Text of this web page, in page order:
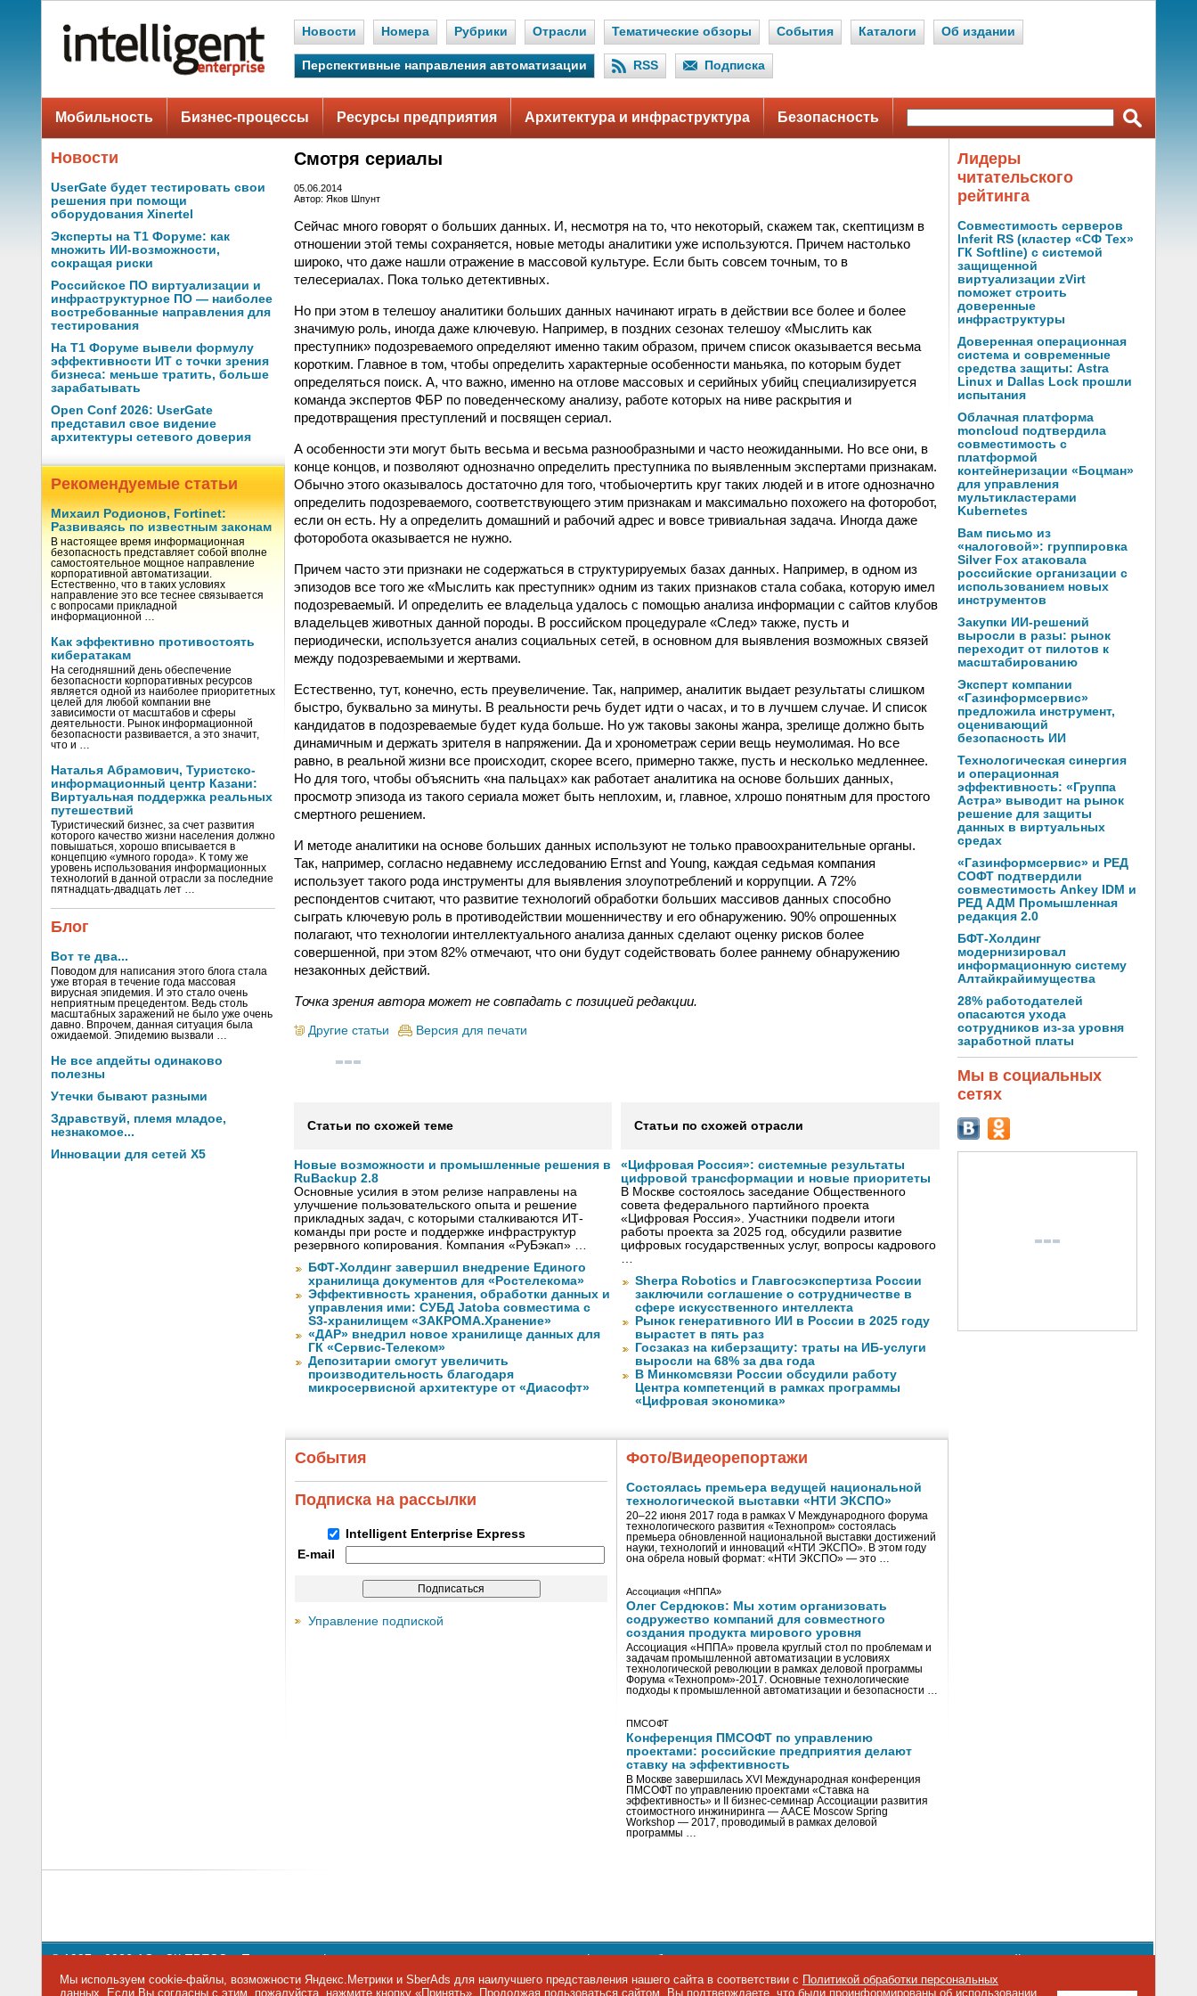
Новости Номера Рубрики Отрасли Тематические обзоры События Каталоги Об издании
Перспективные направления автоматизации RSS Подписка
Мобильность Бизнес-процессы Ресурсы предприятия Архитектура и инфраструктура Безопасность
Новости
UserGate будет тестировать свои
решения при помощи
оборудования Xinertel
Эксперты на Т1 Форуме: как
множить ИИ-возможности,
сокращая риски
Российское ПО виртуализации и
инфраструктурное ПО — наиболее
востребованные направления для
тестирования
На Т1 Форуме вывели формулу
эффективности ИТ с точки зрения
бизнеса: меньше тратить, больше
зарабатывать
Open Conf 2026: UserGate
представил свое видение
архитектуры сетевого доверия
Рекомендуемые статьи
Михаил Родионов, Fortinet:
Развиваясь по известным законам
В настоящее время информационная
безопасность представляет собой вполне
самостоятельное мощное направление
корпоративной автоматизации.
Естественно, что в таких условиях
направление это все теснее связывается
с вопросами прикладной
информационной …
Как эффективно противостоять
кибератакам
На сегодняшний день обеспечение
безопасности корпоративных ресурсов
является одной из наиболее приоритетных
целей для любой компании вне
зависимости от масштабов и сферы
деятельности. Рынок информационной
безопасности развивается, а это значит,
что и …
Наталья Абрамович, Туристско-
информационный центр Казани:
Виртуальная поддержка реальных
путешествий
Туристический бизнес, за счет развития
которого качество жизни населения должно
повышаться, хорошо вписывается в
концепцию «умного города». К тому же
уровень использования информационных
технологий в данной отрасли за последние
пятнадцать-двадцать лет …
Блог
Вот те два...
Поводом для написания этого блога стала
уже вторая в течение года массовая
вирусная эпидемия. И это стало очень
неприятным прецедентом. Ведь столь
масштабных заражений не было уже очень
давно. Впрочем, данная ситуация была
ожидаемой. Эпидемию вызвали …
Не все апдейты одинаково
полезны
Утечки бывают разными
Здравствуй, племя младое,
незнакомое...
Инновации для сетей X5
Смотря сериалы
05.06.2014
Автор: Яков Шпунт
Сейчас много говорят о больших данных. И, несмотря на то, что некоторый, скажем так, скептицизм в
отношении этой темы сохраняется, новые методы аналитики уже используются. Причем настолько
широко, что даже нашли отражение в массовой культуре. Если быть совсем точным, то в
телесериалах. Пока только детективных.
Но при этом в телешоу аналитики больших данных начинают играть в действии все более и более
значимую роль, иногда даже ключевую. Например, в поздних сезонах телешоу «Мыслить как
преступник» подозреваемого определяют именно таким образом, причем список оказывается весьма
коротким. Главное в том, чтобы определить характерные особенности маньяка, по которым будет
определяться поиск. А, что важно, именно на отлове массовых и серийных убийц специализируется
команда экспертов ФБР по поведенческому анализу, работе которых на ниве раскрытия и
предотвращения преступлений и посвящен сериал.
А особенности эти могут быть весьма и весьма разнообразными и часто неожиданными. Но все они, в
конце концов, и позволяют однозначно определить преступника по выявленным экспертами признакам.
Обычно этого оказывалось достаточно для того, чтобыочертить круг таких людей и в итоге однозначно
определить подозреваемого, соответствующего этим признакам и максимально похожего на фоторобот,
если он есть. Ну а определить домашний и рабочий адрес и вовсе тривиальная задача. Иногда даже
фоторобота оказывается не нужно.
Причем часто эти признаки не содержаться в структурируемых базах данных. Например, в одном из
эпизодов все того же «Мыслить как преступник» одним из таких признаков стала собака, которую имел
подозреваемый. И определить ее владельца удалось с помощью анализа информации с сайтов клубов
владельцев животных данной породы. В российском процедурале «След» также, пусть и
периодически, используется анализ социальных сетей, в основном для выявления возможных связей
между подозреваемыми и жертвами.
Естественно, тут, конечно, есть преувеличение. Так, например, аналитик выдает результаты слишком
быстро, буквально за минуты. В реальности речь будет идти о часах, и то в лучшем случае. И список
кандидатов в подозреваемые будет куда больше. Но уж таковы законы жанра, зрелище должно быть
динамичным и держать зрителя в напряжении. Да и хронометраж серии вещь неумолимая. Но все
равно, в реальной жизни все происходит, скорее всего, примерно также, пусть и несколько медленнее.
Но для того, чтобы объяснить «на пальцах» как работает аналитика на основе больших данных,
просмотр эпизода из такого сериала может быть неплохим, и, главное, хлрошо понятным для простого
смертного решением.
И методе аналитики на основе больших данных используют не только правоохранительные органы.
Так, например, согласно недавнему исследованию Ernst and Young, каждая седьмая компания
использует такого рода инструменты для выявления злоупотреблений и коррупции. А 72%
респондентов считают, что развитие технологий обработки больших массивов данных способно
сыграть ключевую роль в противодействии мошенничеству и его обнаружению. 90% опрошенных
полагают, что технологии интеллектуального анализа данных сделают оценку рисков более
совершенной, при этом 82% отмечают, что они будут содействовать более раннему обнаружению
незаконных действий.
Точка зрения автора может не совпадать с позицией редакции.
Другие статьи Версия для печати
Статьи по схожей теме
Новые возможности и промышленные решения в
RuBackup 2.8
Основные усилия в этом релизе направлены на
улучшение пользовательского опыта и решение
прикладных задач, с которыми сталкиваются ИТ-
команды при росте и поддержке инфраструктур
резервного копирования. Компания «РуБэкап» …
БФТ-Холдинг завершил внедрение Единого
хранилища документов для «Ростелекома»
Эффективность хранения, обработки данных и
управления ими: СУБД Jatoba совместима с
S3-хранилищем «ЗАКРОМА.Хранение»
«ДАР» внедрил новое хранилище данных для
ГК «Сервис-Телеком»
Депозитарии смогут увеличить
производительность благодаря
микросервисной архитектуре от «Диасофт»
Статьи по схожей отрасли
«Цифровая Россия»: системные результаты
цифровой трансформации и новые приоритеты
В Москве состоялось заседание Общественного
совета федерального партийного проекта
«Цифровая Россия». Участники подвели итоги
работы проекта за 2025 год, обсудили развитие
цифровых государственных услуг, вопросы кадрового
…
Sherpa Robotics и Главгосэкспертиза России
заключили соглашение о сотрудничестве в
сфере искусственного интеллекта
Рынок генеративного ИИ в России в 2025 году
вырастет в пять раз
Госзаказ на киберзащиту: траты на ИБ-услуги
выросли на 68% за два года
В Минкомсвязи России обсудили работу
Центра компетенций в рамках программы
«Цифровая экономика»
События
Подписка на рассылки
Intelligent Enterprise Express
E-mail
Управление подпиской
Фото/Видеорепортажи
Состоялась премьера ведущей национальной
технологической выставки «НТИ ЭКСПО»
20–22 июня 2017 года в рамках V Международного форума
технологического развития «Технопром» состоялась
премьера обновленной национальной выставки достижений
науки, технологий и инноваций «НТИ ЭКСПО». В этом году
она обрела новый формат: «НТИ ЭКСПО» — это …
Ассоциация «НППА»
Олег Сердюков: Мы хотим организовать
содружество компаний для совместного
создания продукта мирового уровня
Ассоциация «НППА» провела круглый стол по проблемам и
задачам промышленной автоматизации в условиях
технологической революции в рамках деловой программы
Форума «Технопром»-2017. Основные технологические
подходы к промышленной автоматизации и безопасности …
ПМСОФТ
Конференция ПМСОФТ по управлению
проектами: российские предприятия делают
ставку на эффективность
В Москве завершилась XVI Международная конференция
ПМСОФТ по управлению проектами «Ставка на
эффективность» и II бизнес-семинар Ассоциации развития
стоимостного инжиниринга — AACE Moscow Spring
Workshop — 2017, проводимый в рамках деловой
программы …
Лидеры
читательского
рейтинга
Совместимость серверов
Inferit RS (кластер «СФ Тех»
ГК Softline) с системой
защищенной
виртуализации zVirt
поможет строить
доверенные
инфраструктуры
Доверенная операционная
система и современные
средства защиты: Astra
Linux и Dallas Lock прошли
испытания
Облачная платформа
moncloud подтвердила
совместимость с
платформой
контейнеризации «Боцман»
для управления
мультикластерами
Kubernetes
Вам письмо из
«налоговой»: группировка
Silver Fox атаковала
российские организации с
использованием новых
инструментов
Закупки ИИ-решений
выросли в разы: рынок
переходит от пилотов к
масштабированию
Эксперт компании
«Газинформсервис»
предложила инструмент,
оценивающий
безопасность ИИ
Технологическая синергия
и операционная
эффективность: «Группа
Астра» выводит на рынок
решение для защиты
данных в виртуальных
средах
«Газинформсервис» и РЕД
СОФТ подтвердили
совместимость Ankey IDM и
РЕД АДМ Промышленная
редакция 2.0
БФТ-Холдинг
модернизировал
информационную систему
Алтайкрайимущества
28% работодателей
опасаются ухода
сотрудников из-за уровня
заработной платы
Мы в социальных
сетях
© 1997—2026 АО «СК ПРЕСС».Политика конфиденциальности персональных данных,информация об авторских правах и порядке использования материалов сайта
109147 г. Москва, ул. Марксистская, 34, строение 10. Телефон: +7 495 974-22-60. Факс: +7 495 974-22-63. E-mail:
siteeditor@iemag.ru
Мы используем cookie-файлы, возможности Яндекс.Метрики и SberAds для наилучшего представления нашего сайта в соответствии с Политикой обработки персональных
данных . Если Вы согласны с этим, пожалуйста, нажмите кнопку «Принять». Продолжая пользоваться сайтом, Вы подтверждаете, что были проинформированы об использовании